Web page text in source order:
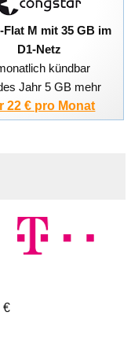
M mit 35 GB im
D1-Netz
kündbar
Jahr 5 GB mehr
22 € pro Monat
€